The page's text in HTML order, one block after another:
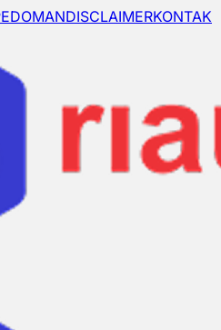
DISCLAIMERKONTAK